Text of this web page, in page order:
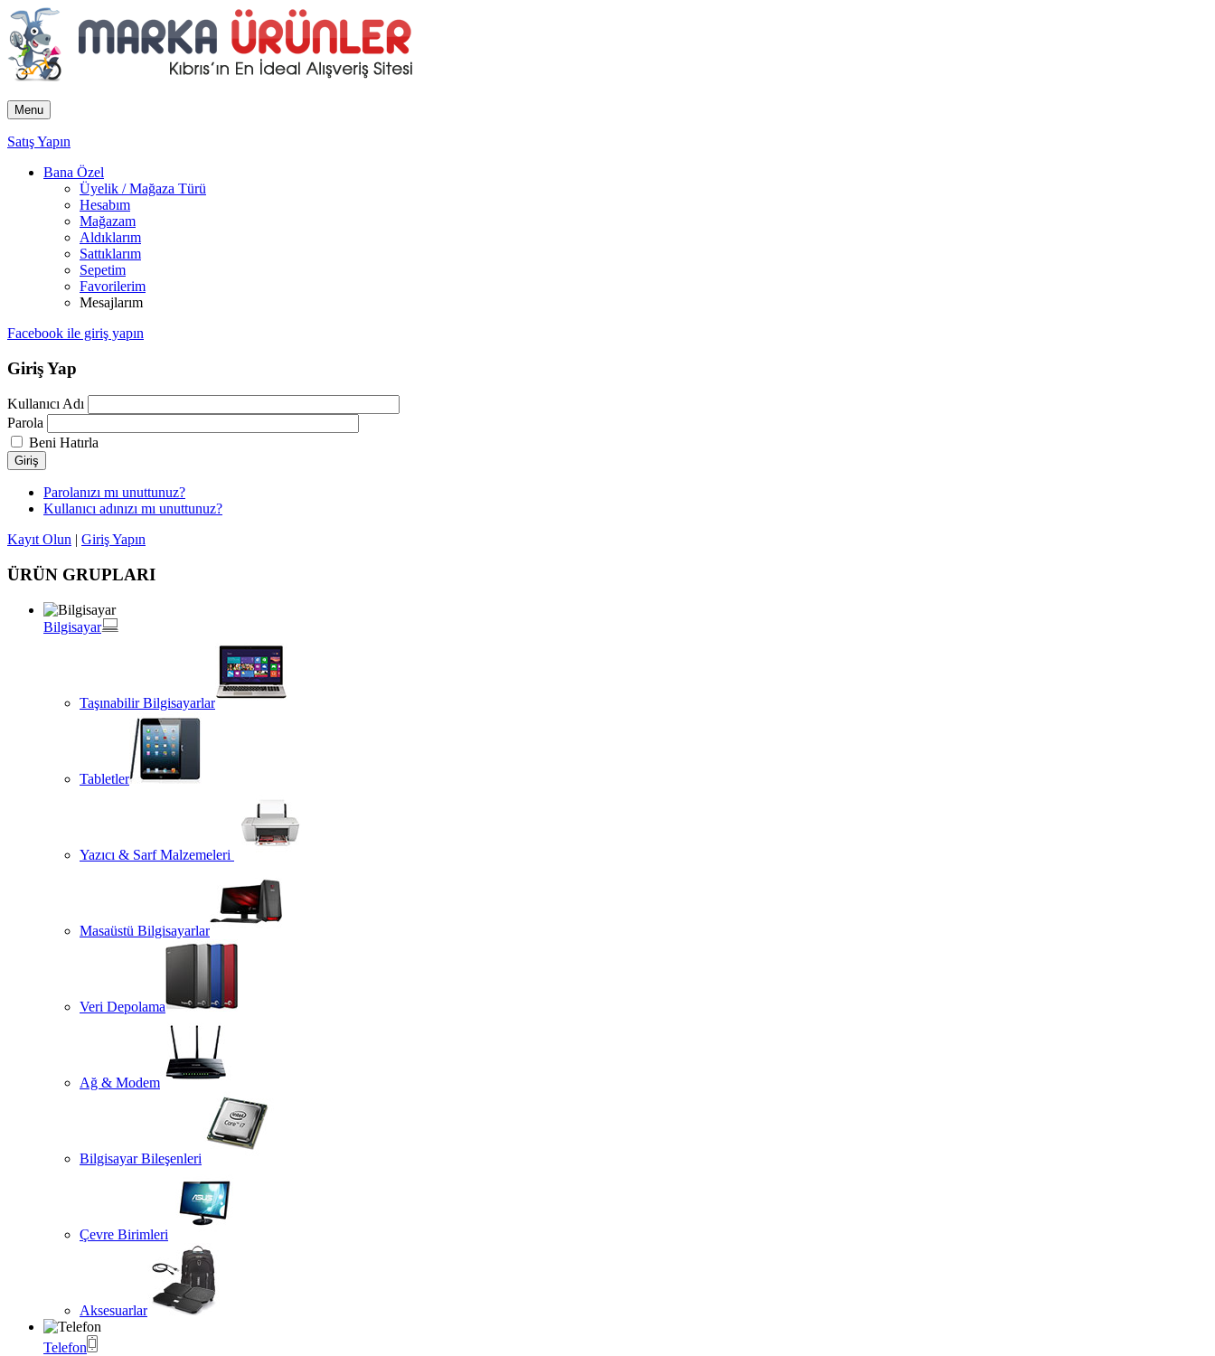
Menu
Satış Yapın
Bana Özel
Üyelik / Mağaza Türü
Hesabım
Mağazam
Aldıklarım
Sattıklarım
Sepetim
Favorilerim
Mesajlarım
Facebook ile giriş yapın
Giriş Yap
Kullanıcı Adı
Parola
Beni Hatırla
Giriş
Parolanızı mı unuttunuz?
Kullanıcı adınızı mı unuttunuz?
Kayıt Olun | Giriş Yapın
ÜRÜN GRUPLARI
Bilgisayar
Taşınabilir Bilgisayarlar
Tabletler
Yazıcı & Sarf Malzemeleri
Masaüstü Bilgisayarlar
Veri Depolama
Ağ & Modem
Bilgisayar Bileşenleri
Çevre Birimleri
Aksesuarlar
Telefon